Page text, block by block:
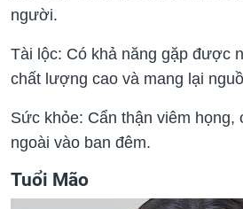
người.
Tài lộc: Có khả năng gặp được
chất lượng cao và mang lại
Sức khỏe: Cẩn thận viêm họng,
ngoài vào ban đêm.
Tuổi Mão